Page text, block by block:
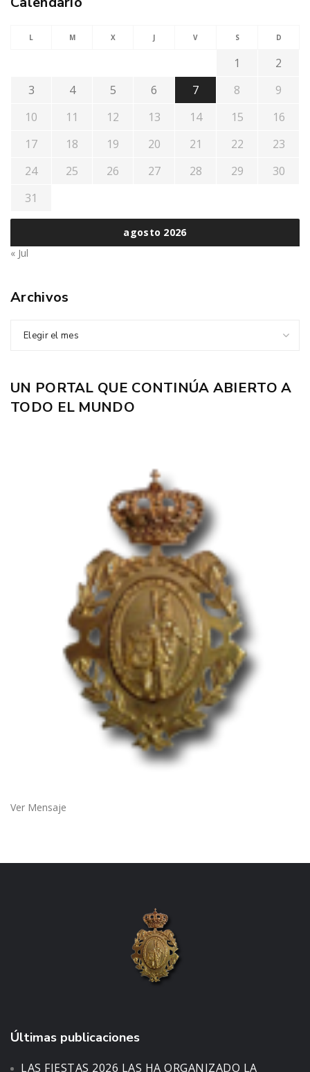
agosto 2026
L M X J V S D
1
2
3
4 5 6 7 8
9
10
11 12 13 14 15
16
17
18 19 20 21 22
23
24
25 26 27 28 29
30
31
« Jul
Archivos
Elegir el mes
UN PORTAL QUE CONTINÚA ABIERTO A
TODO EL MUNDO
Ver Mensaje
Últimas publicaciones
LAS FIESTAS 2026 LAS HA ORGANIZADO LA